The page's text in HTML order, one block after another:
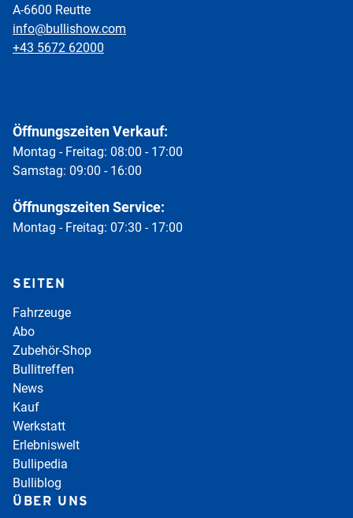
A-6600 Reutte
info@bullishow.com
+43 5672 62000
Öffnungszeiten Verkauf:
Montag - Freitag: 08:00 - 17:00
Samstag: 09:00 - 16:00
Öffnungszeiten Service:
Montag - Freitag: 07:30 - 17:00
SEITEN
Fahrzeuge
Abo
Zubehör-Shop
Bullitreffen
News
Kauf
Werkstatt
Erlebniswelt
Bullipedia
Bulliblog
ÜBER UNS